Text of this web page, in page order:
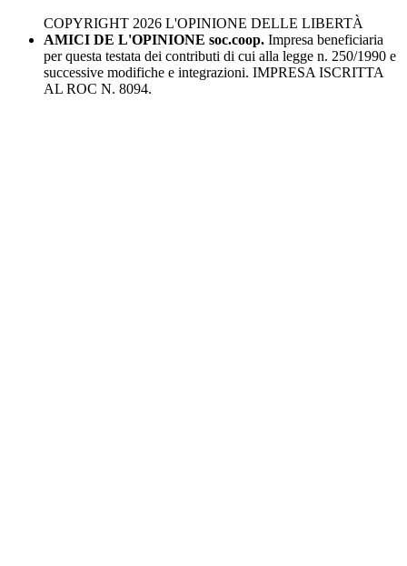
COPYRIGHT 2026 L'OPINIONE DELLE LIBERTÀ
AMICI DE L'OPINIONE soc.coop. Impresa beneficiaria
per questa testata dei contributi di cui alla legge n. 250/1990 e
successive modifiche e integrazioni. IMPRESA ISCRITTA
AL ROC N. 8094.